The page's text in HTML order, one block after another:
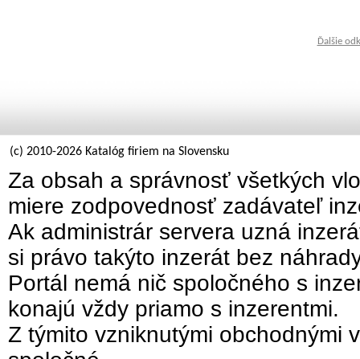
Ďalšie
(c) 2010-2026 Katalóg firiem na Slovensku
Za obsah a správnosť všetkých
miere zodpovednosť zadávateľ
Ak administrár servera uzná
si právo takýto inzerát bez
Portál nemá nič spoločného s
konajú vždy priamo s inzerentmi.
Z týmito vzniknutými obchodnými